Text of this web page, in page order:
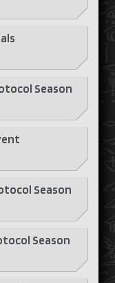
Season
Season
Season